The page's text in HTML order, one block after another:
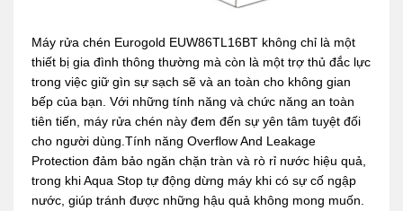
Máy rửa chén Eurogold EUW86TL16BT không chỉ là một
thiết bị gia đình thông thường mà còn là một trợ thủ đắc lực
trong việc giữ gìn sự sạch sẽ và an toàn cho không gian
bếp của bạn. Với những tính năng và chức năng an toàn
tiên tiến, máy rửa chén này đem đến sự yên tâm tuyệt đối
cho người dùng.Tính năng Overflow And Leakage
Protection đảm bảo ngăn chặn tràn và rò rỉ nước hiệu quả,
trong khi Aqua Stop tự động dừng máy khi có sự cố ngập
nước, giúp tránh được những hậu quả không mong muốn.